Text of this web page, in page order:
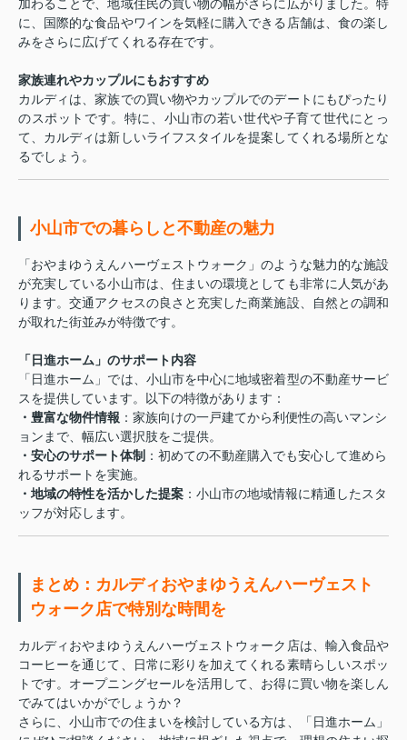
加わることで、地域住民の買い物の幅がさらに広がりました。特
に、国際的な食品やワインを気軽に購入できる店舗は、食の楽し
みをさらに広げてくれる存在です。
家族連れやカップルにもおすすめ
カルディは、家族での買い物やカップルでのデートにもぴったり
のスポットです。特に、小山市の若い世代や子育て世代にとっ
て、カルディは新しいライフスタイルを提案してくれる場所とな
るでしょう。
小山市での暮らしと不動産の魅力
「おやまゆうえんハーヴェストウォーク」のような魅力的な施設
が充実している小山市は、住まいの環境としても非常に人気があ
ります。交通アクセスの良さと充実した商業施設、自然との調和
が取れた街並みが特徴です。
「日進ホーム」のサポート内容
「日進ホーム」では、小山市を中心に地域密着型の不動産サービ
スを提供しています。以下の特徴があります：
・豊富な物件情報 ：家族向けの一戸建てから利便性の高いマンシ
ョンまで、幅広い選択肢をご提供。
・安心のサポート体制 ：初めての不動産購入でも安心して進めら
れるサポートを実施。
・地域の特性を活かした提案 ：小山市の地域情報に精通したスタ
ッフが対応します。
まとめ：カルディおやまゆうえんハーヴェスト
ウォーク店で特別な時間を
カルディおやまゆうえんハーヴェストウォーク店は、輸入食品や
コーヒーを通じて、日常に彩りを加えてくれる素晴らしいスポッ
トです。オープニングセールを活用して、お得に買い物を楽しん
でみてはいかがでしょうか？
さらに、小山市での住まいを検討している方は、「日進ホーム」